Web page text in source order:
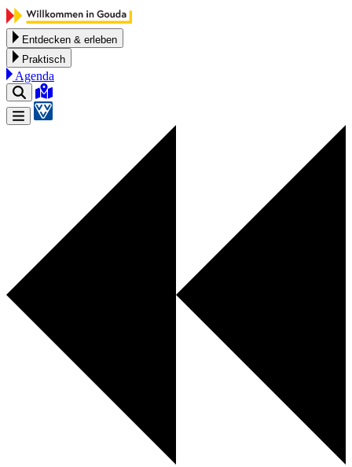
Zum Inhalt springen
Entdecken & erleben
Praktisch
Agenda